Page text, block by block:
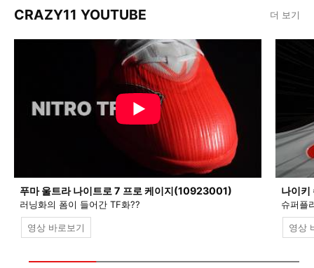
CRAZY11 YOUTUBE 더 보기
푸마 울트라 나이트로 7 프로 케이지(10923001)
러닝화의 폼이 들어간 TF화??
영상 바로보기
나이
슈퍼플
영상